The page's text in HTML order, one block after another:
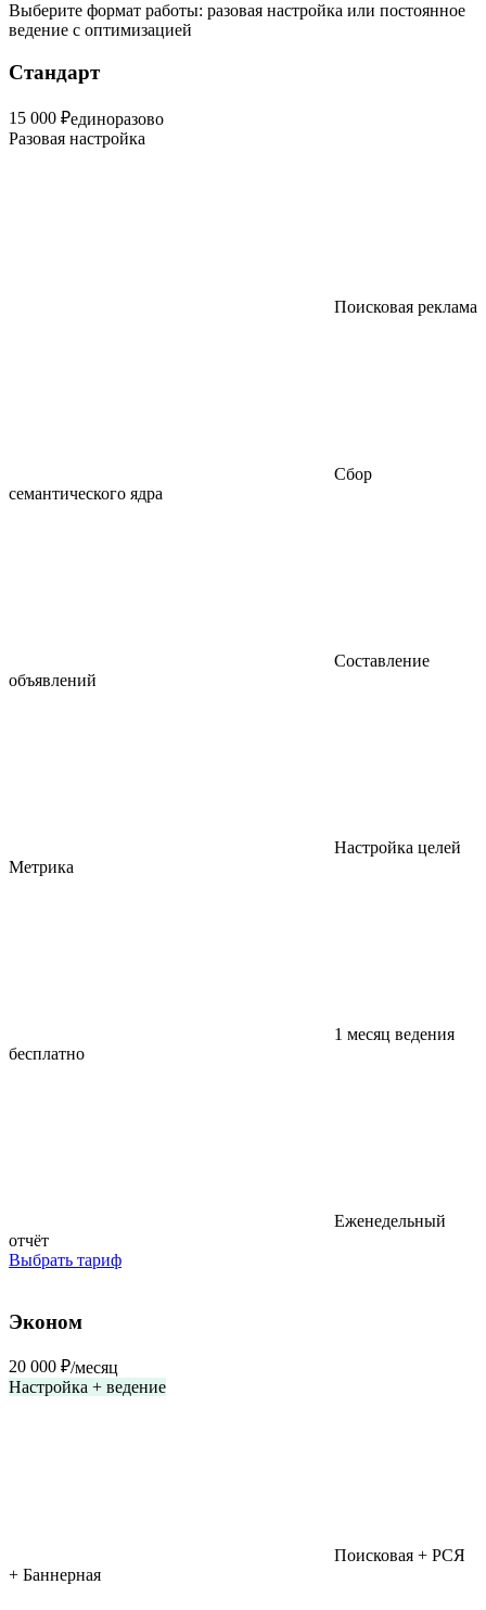
Выберите формат работы: разовая настройка или постоянное
ведение с оптимизацией
Стандарт
15 000 ₽единоразово
Разовая настройка
Поисковая реклама
Сбор
семантического ядра
Составление
объявлений
Настройка целей
Метрика
1 месяц ведения
бесплатно
Еженедельный
отчёт
Выбрать тариф
Эконом
20 000 ₽/месяц
Настройка + ведение
Поисковая + РСЯ
+ Баннерная